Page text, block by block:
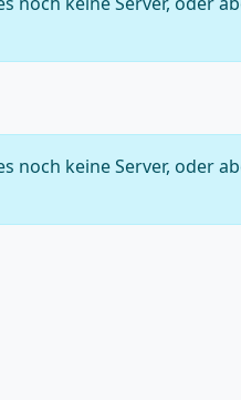
noch keine Server, oder